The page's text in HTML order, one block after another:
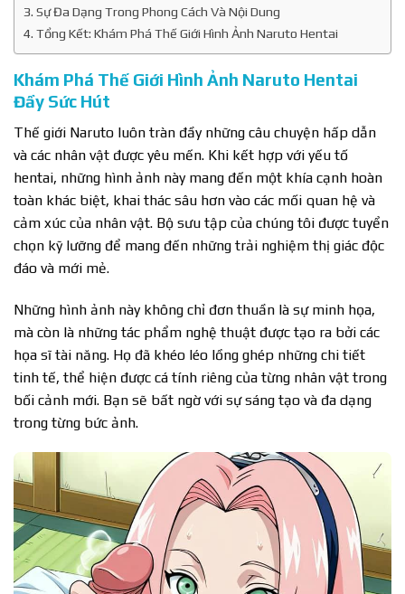
Sự Đa Dạng Trong Phong Cách Và Nội Dung
Tổng Kết: Khám Phá Thế Giới Hình Ảnh Naruto Hentai
Khám Phá Thế Giới Hình Ảnh Naruto Hentai
Đầy Sức Hút
Thế giới Naruto luôn tràn đầy những câu chuyện hấp dẫn
và các nhân vật được yêu mến. Khi kết hợp với yếu tố
hentai, những hình ảnh này mang đến một khía cạnh hoàn
toàn khác biệt, khai thác sâu hơn vào các mối quan hệ và
cảm xúc của nhân vật. Bộ sưu tập của chúng tôi được tuyển
chọn kỹ lưỡng để mang đến những trải nghiệm thị giác độc
đáo và mới mẻ.
Những hình ảnh này không chỉ đơn thuần là sự minh họa,
mà còn là những tác phẩm nghệ thuật được tạo ra bởi các
họa sĩ tài năng. Họ đã khéo léo lồng ghép những chi tiết
tinh tế, thể hiện được cá tính riêng của từng nhân vật trong
bối cảnh mới. Bạn sẽ bất ngờ với sự sáng tạo và đa dạng
trong từng bức ảnh.